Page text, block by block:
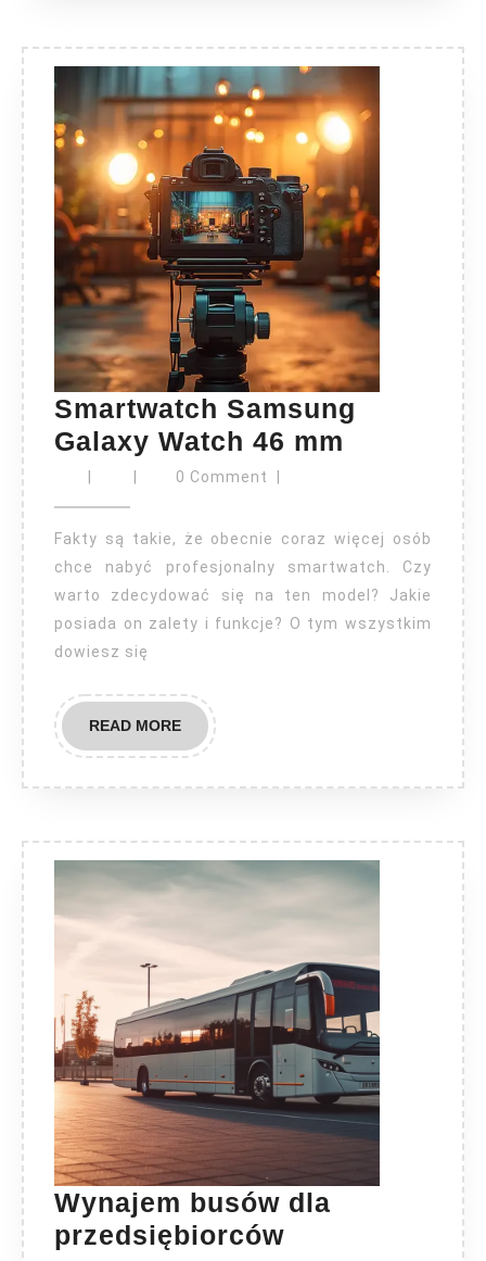
Smartwatch Samsung
Galaxy Watch 46 mm
Samsung
Watch
46
mm
0 Comment
Fakty są takie, że obecnie coraz więcej osób
chce nabyć profesjonalny smartwatch. Czy
warto zdecydować się na ten model? Jakie
posiada on zalety i funkcje? O tym wszystkim
dowiesz się
READ MOREREAD
MORE
Wynajem busów dla
przedsiębiorcówWynajem